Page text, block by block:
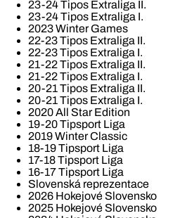
23-24 Tipos Extraliga II.
23-24 Tipos Extraliga I.
2023 Winter Games
22-23 Tipos Extraliga II.
22-23 Tipos Extraliga I.
21-22 Tipos Extraliga II.
21-22 Tipos Extraliga I.
20-21 Tipos Extraliga II.
20-21 Tipos Extraliga I.
2020 All Star Edition
19-20 Tipsport Liga
2019 Winter Classic
18-19 Tipsport Liga
17-18 Tipsport Liga
16-17 Tipsport Liga
Slovenská reprezentace
2026 Hokejové Slovensko
2025 Hokejové Slovensko